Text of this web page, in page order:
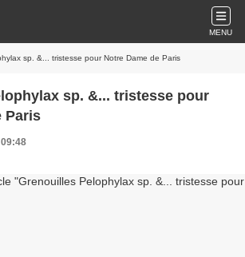
MENU
sp. &... tristesse pour Notre Dame de Paris
sp. &... tristesse pour
Paris